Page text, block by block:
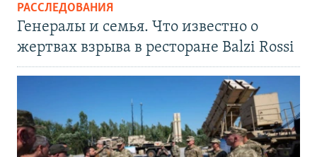
РАССЛЕДОВАНИЯ
Генералы и семья. Что известно о
жертвах взрыва в ресторане Balzi Rossi